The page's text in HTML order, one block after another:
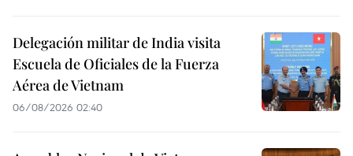
Delegación militar de India visita
Escuela de Oficiales de la Fuerza
Aérea de Vietnam
06/08/2026 02:40